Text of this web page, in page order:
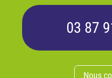
03 87
Nous